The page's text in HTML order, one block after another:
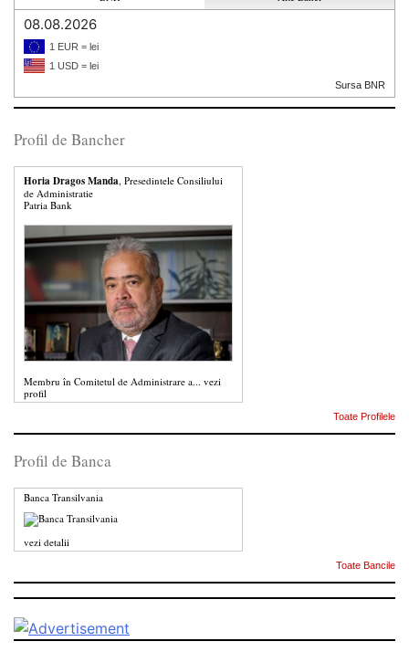
08.08.2026
1 EUR = lei
1 USD = lei
Sursa BNR
Profil de Bancher
Horia Dragos Manda, Presedintele Consiliului
de Administratie
Patria Bank
Membru în Comitetul de Administrare a... vezi
profil
Toate Profilele
Profil de Banca
Banca Transilvania
vezi detalii
Toate Bancile